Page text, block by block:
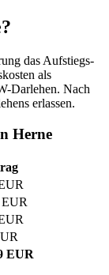
das Aufstiegs-
als
Darlehen. Nach
erlassen.
Herne
EUR